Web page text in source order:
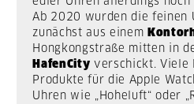
Ab 2020 wurden die feinen
zunächst aus einem
Hongkongstraße mitten in
HafenCity verschickt. Viele
Produkte für die Apple
Uhren wie „Hoheluft“ oder